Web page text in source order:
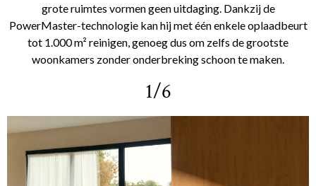
grote ruimtes vormen geen uitdaging. Dankzij de
PowerMaster-technologie kan hij met één enkele oplaadbeurt
tot 1.000 m² reinigen, genoeg dus om zelfs de grootste
woonkamers zonder onderbreking schoon te maken.
1/6